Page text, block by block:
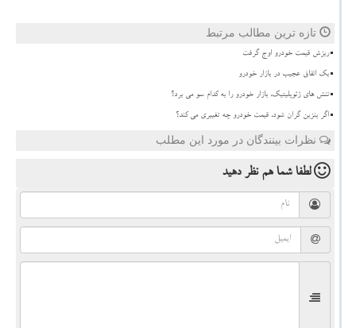
تازه ترین مطالب مرتبط
ریزش قیمت خودرو اوج گرفت
بک اتفاق عجیب در بازار خودرو
تنش های ژئوپلیتیک، بازار خودرو را به کدام سو می برد؟
اگر بنزین گران شود، قیمت خودرو چه تغییری می کند؟
نظرات بینندگان در مورد این مطلب
لطفا شما همنظر دهید